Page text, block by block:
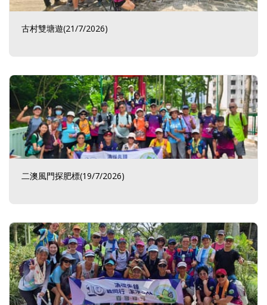
古村雙塘遊(21/7/2026)
二澳風門探肥標(19/7/2026)